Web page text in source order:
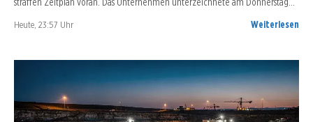
Heute, 23:57 Uhr Weiterlesen